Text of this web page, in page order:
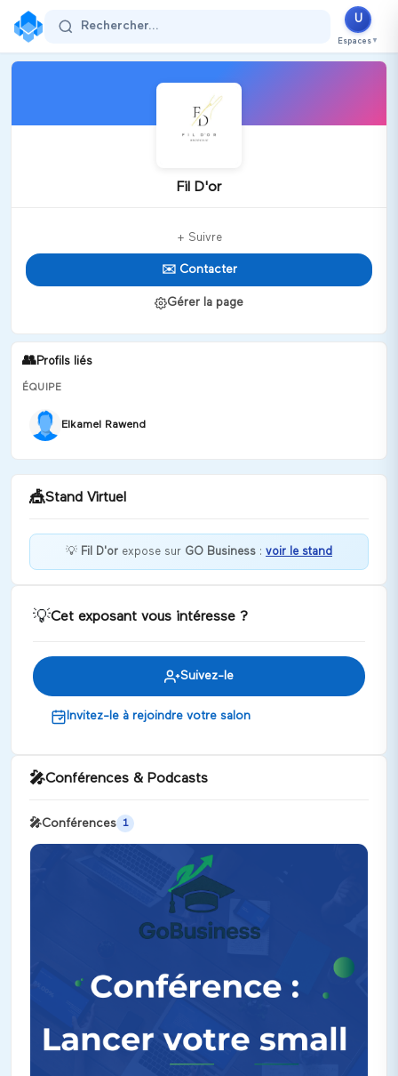
Rechercher...
U
Espaces ▼
Fil D'or
+ Suivre
✉️ Contacter
Gérer la page
👥Profils liés
ÉQUIPE
Elkamel Rawend
🎪Stand Virtuel
Discuter
💡 Fil D'or expose sur GO Business : voir le stand
💡Cet exposant vous intéresse ?
Suivez-le
Invitez-le à rejoindre votre salon
🎤Conférences & Podcasts
🎤Conférences 1